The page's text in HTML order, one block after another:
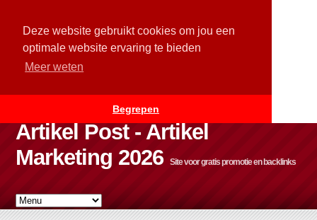
Deze website gebruikt cookies om jou een
optimale website ervaring te bieden
Meer weten
Begrepen
Artikel Post - Artikel
Marketing 2026
Site voor gratis promotie en backlinks